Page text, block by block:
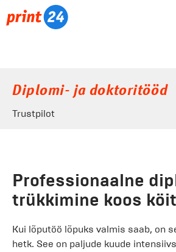
Diplomi- ja doktoritööd
Trustpilot
Professionaalne
trükkimine koos
Kui lõputöö lõpuks valmis saab, on
hetk. See on paljude kuude